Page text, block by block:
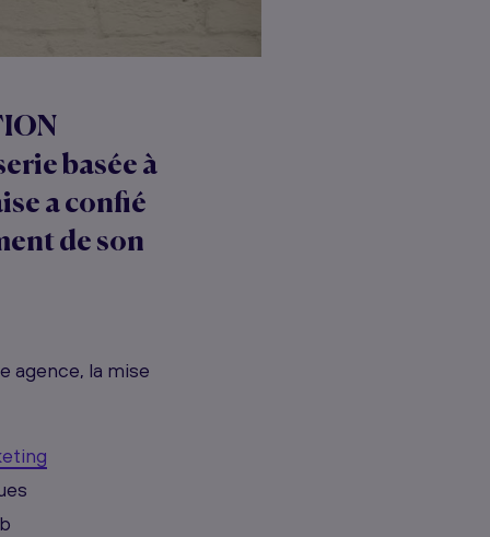
basée à
a confié
de son
agence, la mise